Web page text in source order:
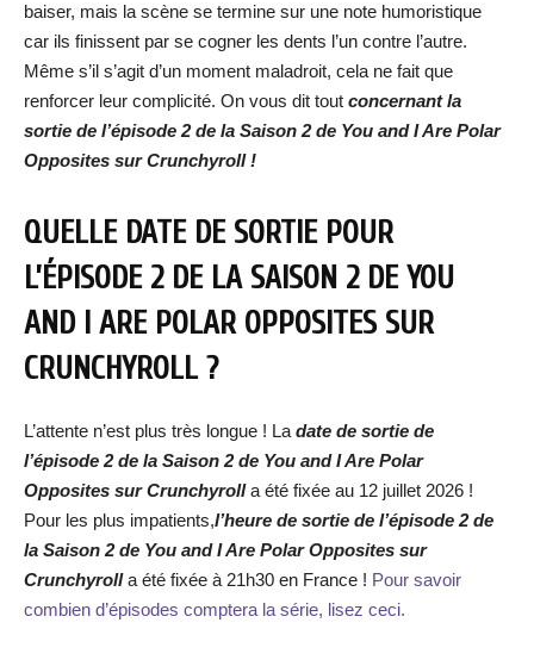
baiser, mais la scène se termine sur une note humoristique
car ils finissent par se cogner les dents l’un contre l’autre.
Même s’il s’agit d’un moment maladroit, cela ne fait que
renforcer leur complicité. On vous dit tout concernant la
sortie de l’épisode 2 de la Saison 2 de You and I Are Polar
Opposites sur Crunchyroll !
QUELLE DATE DE SORTIE POUR
L’ÉPISODE 2 DE LA SAISON 2DE YOU
AND I ARE POLAR OPPOSITES SUR
CRUNCHYROLL ?
L’attente n’est plus très longue ! La date de sortie de
l’épisode 2 de la Saison 2de You and I Are Polar
Opposites sur Crunchyrolla été fixée au 12 juillet 2026 !
Pour les plus impatients,l’heure de sortie de l’épisode 2 de
la Saison 2de You and I Are Polar Opposites sur
Crunchyrolla été fixée à 21h30 en France ! Pour savoir
combien d’épisodes comptera la série, lisez ceci.